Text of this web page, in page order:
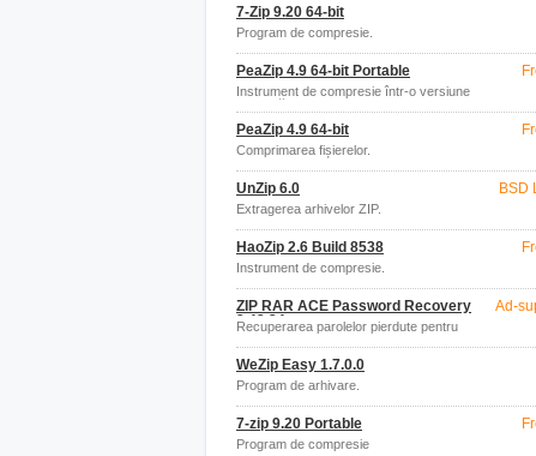
7-Zip 9.20 64-bit
Program de compresie.
PeaZip 4.9 64-bit Portable
Instrument de compresie într-o versiune
portabilă
PeaZip 4.9 64-bit
Comprimarea fișierelor.
UnZip 6.0
Extragerea arhivelor ZIP.
BSD
HaoZip 2.6 Build 8538
Instrument de compresie.
ZIP RAR ACE Password Recovery
2.43.34
Recuperarea parolelor pierdute pentru
Ad-
WeZip Easy 1.7.0.0
Program de arhivare.
7-zip 9.20 Portable
Program de compresie